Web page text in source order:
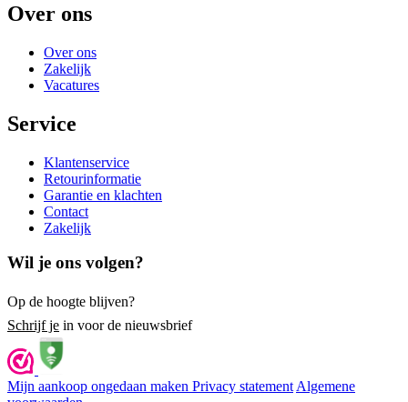
Over ons
Over ons
Zakelijk
Vacatures
Service
Klantenservice
Retourinformatie
Garantie en klachten
Contact
Zakelijk
Wil je ons volgen?
Op de hoogte blijven?
Schrijf je in voor de nieuwsbrief
Mijn aankoop ongedaan maken Privacy statement Algemene